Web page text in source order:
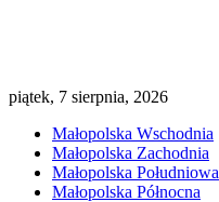
piątek, 7 sierpnia, 2026
Małopolska Wschodnia
Małopolska Zachodnia
Małopolska Południowa
Małopolska Północna